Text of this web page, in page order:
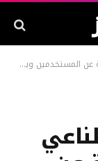
إلى أدنى سعر له في 17 شهرًا.